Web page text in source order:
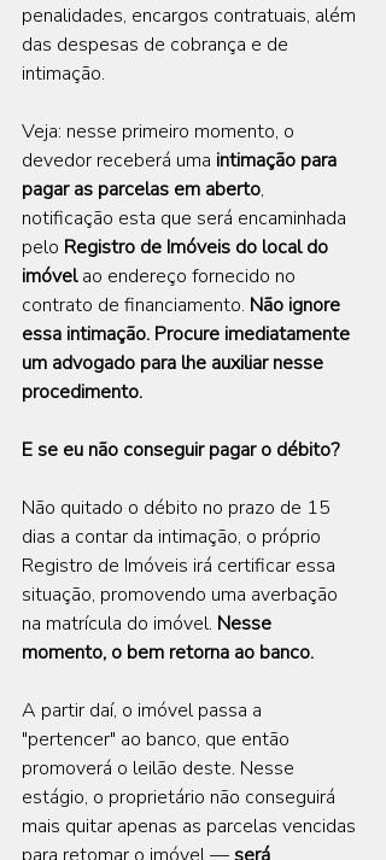
penalidades, encargos contratuais, além
das despesas de cobrança e de
intimação.
Veja: nesse primeiro momento, o
devedor receberá uma intimação para
pagar as parcelas em aberto,
notificação esta que será encaminhada
pelo Registro de Imóveis do local do
imóvel ao endereço fornecido no
contrato de financiamento. Não ignore
essa intimação. Procure imediatamente
um advogado para lhe auxiliar nesse
procedimento.
E se eu não conseguir pagar o débito?
Não quitado o débito no prazo de 15
dias a contar da intimação, o próprio
Registro de Imóveis irá certificar essa
situação, promovendo uma averbação
na matrícula do imóvel. Nesse
momento, o bem retorna ao banco.
A partir daí, o imóvel passa a
"pertencer" ao banco, que então
promoverá o leilão deste. Nesse
estágio, o proprietário não conseguirá
mais quitar apenas as parcelas vencidas